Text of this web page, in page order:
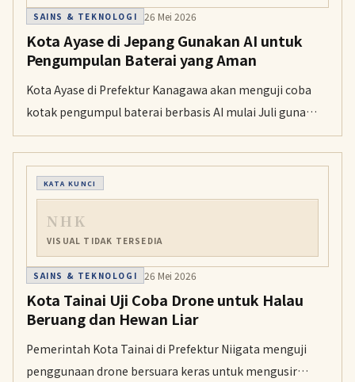
SAINS & TEKNOLOGI 26 Mei 2026
Kota Ayase di Jepang Gunakan AI untuk
Pengumpulan Baterai yang Aman
Kota Ayase di Prefektur Kanagawa akan menguji coba
kotak pengumpul baterai berbasis AI mulai Juli guna
mencegah kebakaran akibat baterai litium-ion yang
tercampur sampah.
KATA KUNCI
NHK
VISUAL TIDAK TERSEDIA
SAINS & TEKNOLOGI 26 Mei 2026
Kota Tainai Uji Coba Drone untuk Halau
Beruang dan Hewan Liar
Pemerintah Kota Tainai di Prefektur Niigata menguji
penggunaan drone bersuara keras untuk mengusir